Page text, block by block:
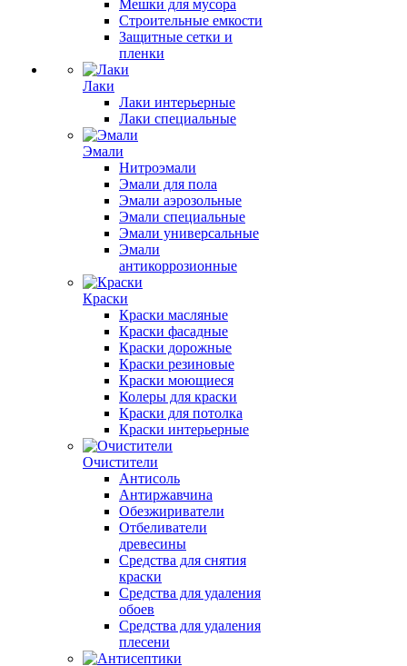
Мешки для мусора
Строительные емкости
Защитные сетки и
пленки
Лаки
Лаки интерьерные
Лаки специальные
Эмали
Нитроэмали
Эмали для пола
Эмали аэрозольные
Эмали специальные
Эмали универсальные
Эмали
антикоррозионные
Краски
Краски масляные
Краски фасадные
Краски дорожные
Краски резиновые
Краски моющиеся
Колеры для краски
Краски для потолка
Краски интерьерные
Очистители
Антисоль
Антиржавчина
Обезжириватели
Отбеливатели
древесины
Средства для снятия
краски
Средства для удаления
обоев
Средства для удаления
плесени